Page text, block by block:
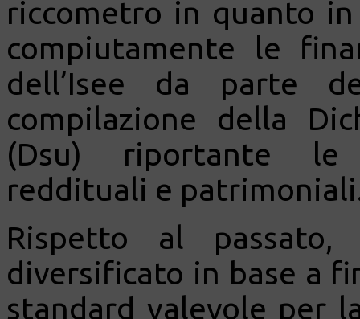
riccometro in quanto
compiutamente le
dell’Isee da parte
compilazione della
(Dsu) riportante le
reddituali e
Rispetto al passato,
diversificato in base a
standard valevole per